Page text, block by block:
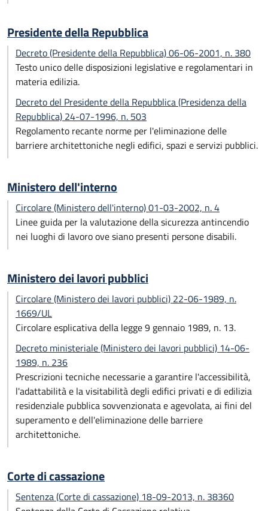
Presidente della Repubblica
Decreto (Presidente della Repubblica) 06-06-2001, n. 380
Testo unico delle disposizioni legislative e regolamentari in
materia edilizia.
Decreto del Presidente della Repubblica (Presidenza della
Repubblica) 24-07-1996, n. 503
Regolamento recante norme per l'eliminazione delle
barriere architettoniche negli edifici, spazi e servizi pubblici.
Ministero dell'interno
Circolare (Ministero dell'interno) 01-03-2002, n. 4
Linee guida per la valutazione della sicurezza antincendio
nei luoghi di lavoro ove siano presenti persone disabili.
Ministero dei lavori pubblici
Circolare (Ministero dei lavori pubblici) 22-06-1989, n.
1669/UL
Circolare esplicativa della legge 9 gennaio 1989, n. 13.
Decreto ministeriale (Ministero dei lavori pubblici) 14-06-
1989, n. 236
Prescrizioni tecniche necessarie a garantire l'accessibilità,
l'adattabilità e la visitabilità degli edifici privati e di edilizia
residenziale pubblica sovvenzionata e agevolata, ai fini del
superamento e dell'eliminazione delle barriere
architettoniche.
Corte di cassazione
Sentenza (Corte di cassazione) 18-09-2013, n. 38360